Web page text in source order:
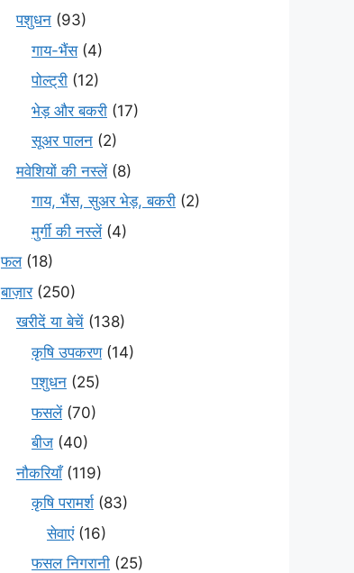
पशुधन (93)
गाय-भैंस(4)
पोल्ट्री (12)
भेड़ और बकरी (17)
सूअर पालन (2)
मवेशियों की नस्लें(8)
गाय, भैंस, सुअर भेड़, बकरी (2)
मुर्गी की नस्लें(4)
फल(18)
बाज़ार(250)
खरीदें या बेचें (138)
कृषि उपकरण(14)
पशुधन (25)
फसलें(70)
बीज (40)
नौकरियाँ(119)
कृषि परामर्श(83)
सेवाएं(16)
फसल निगरानी (25)